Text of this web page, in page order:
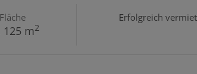
Fläche
125 m2
Erfolgreich